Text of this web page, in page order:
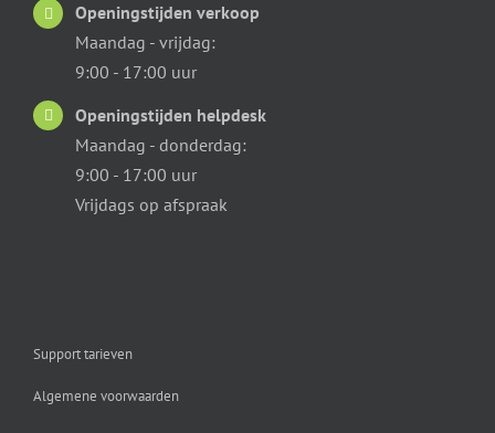
Openingstijden verkoop
Maandag - vrijdag:
9:00 - 17:00 uur
Openingstijden helpdesk
Maandag - donderdag:
9:00 - 17:00 uur
Vrijdags op afspraak
Support tarieven
Algemene voorwaarden